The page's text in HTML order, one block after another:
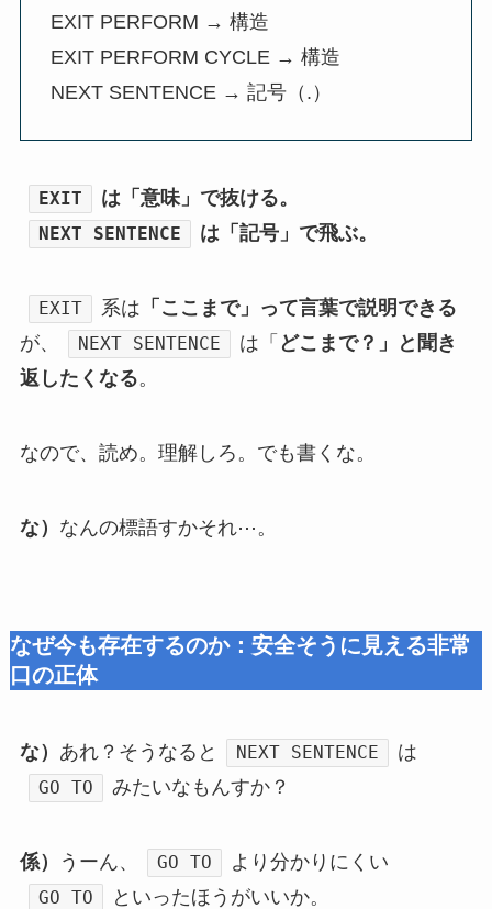
EXIT PERFORM → 構造
EXIT PERFORM CYCLE → 構造
NEXT SENTENCE → 記号（.）
EXIT は「意味」で抜ける。
NEXT SENTENCE は「記号」で飛ぶ。
EXIT 系は 「ここまで」って言葉で説明できる
が、
NEXT SENTENCE は「 どこまで？」と聞き
返したくなる。
なので、読め。理解しろ。でも書くな。
な） なんの標語すかそれ⋯。
なぜ今も存在するのか：安全そうに見える非常
口の正体
な） あれ？そうなると NEXT SENTENCE は
GO TO みたいなもんすか？
係） うーん、 GO TO より分かりにくい
GO TO といったほうがいいか。